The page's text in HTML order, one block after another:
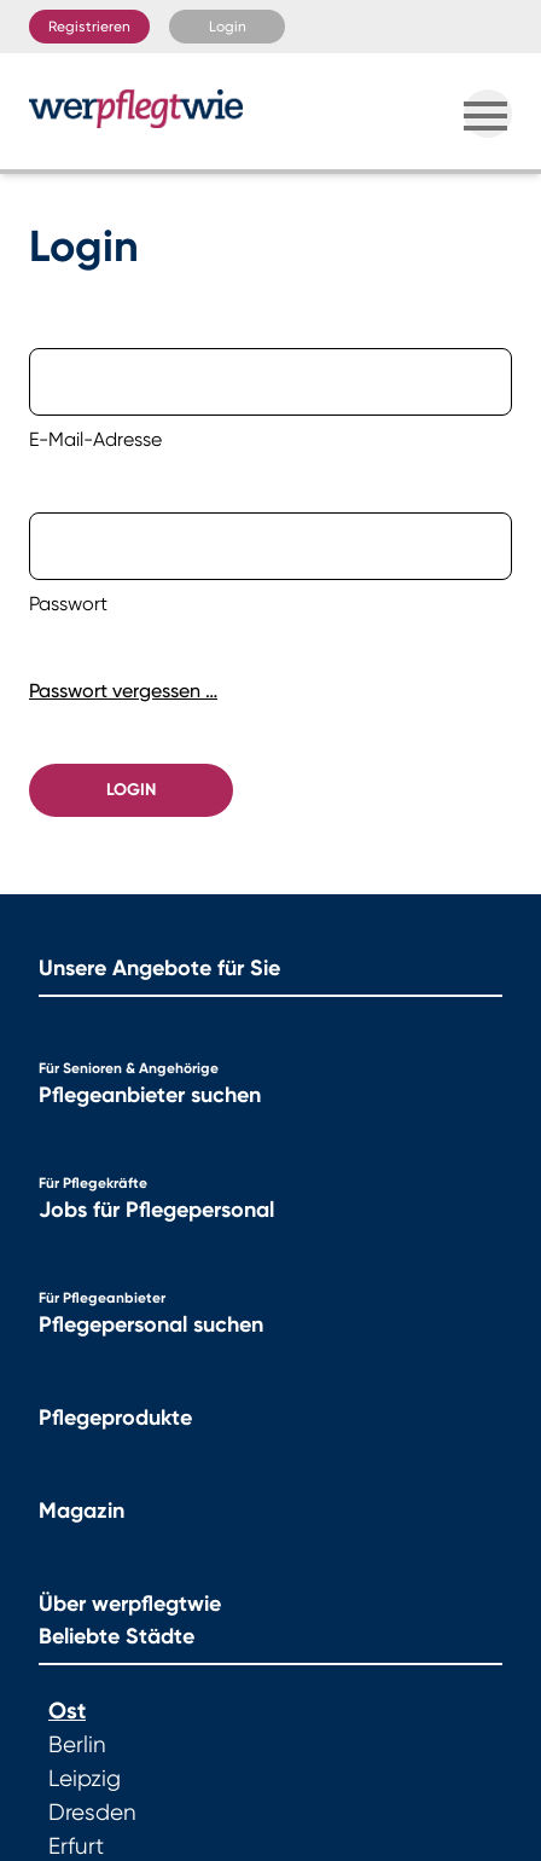
Registrieren Login
Login
E-Mail-Adresse
Passwort
Passwort vergessen …
LOGIN
Unsere Angebote für Sie
Für Senioren & Angehörige
Pflegeanbieter suchen
Für Pflegekräfte
Jobs für Pflegepersonal
Für Pflegeanbieter
Pflegepersonal suchen
Pflegeprodukte
Magazin
Über werpflegtwie
Beliebte Städte
Ost
Berlin
Leipzig
Dresden
Erfurt